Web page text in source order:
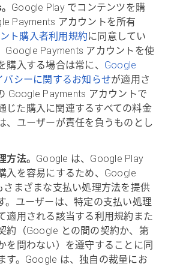
Google Play でコンテンツを購
Payments アカウントを所有
ト購入者利用規約に同意してい
Google Payments アカウントを使
購入する場合は常に、 Google
バシーに関するお知らせが適用さ
Google Payments アカウントで
じた購入に関連するすべての料金
、ユーザーが責任を負うものとし
方法。 Google は、Google Play
入を容易にするため、Google
さまざまな支払い処理方法を提供
。ユーザーは、特定の支払い処理
適用される該当する利用規約また
約（Google との間の契約か、第
を問わない）を遵守することに同
す。Google は、独自の裁量にお